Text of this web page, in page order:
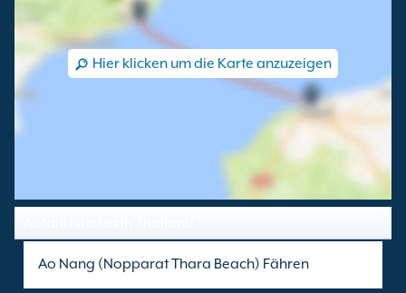
Hier klicken um die Karte anzuzeigen
Ao Nang (Nopparat Thara Beach) Fähren